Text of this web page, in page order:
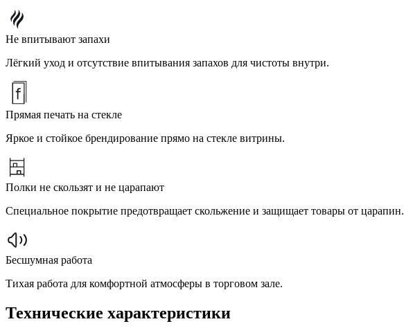
Не впитывают запахи
Лёгкий уход и отсутствие впитывания запахов для чистоты внутри.
Прямая печать на стекле
Яркое и стойкое брендирование прямо на стекле витрины.
Полки не скользят и не царапают
Специальное покрытие предотвращает скольжение и защищает товары от царапин.
Бесшумная работа
Тихая работа для комфортной атмосферы в торговом зале.
Технические характеристики